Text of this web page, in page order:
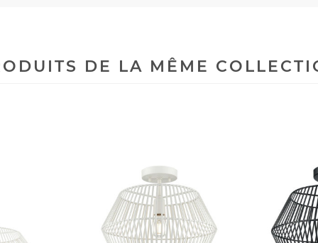
DE LA MÊME